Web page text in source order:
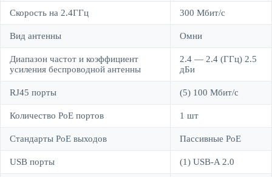
Скорость на 2.4ГГц 300 Мбит/c
Вид антенны Омни
Диапазон частот и коэффициент
усиления беспроводной антенны
2.4 — 2.4 (ГГц) 2.5
дБи
RJ45 порты (5) 100 Мбит/c
Количество PoE портов 1 шт
Стандарты PoE выходов Пассивные PoE
USB порты (1) USB-A 2.0